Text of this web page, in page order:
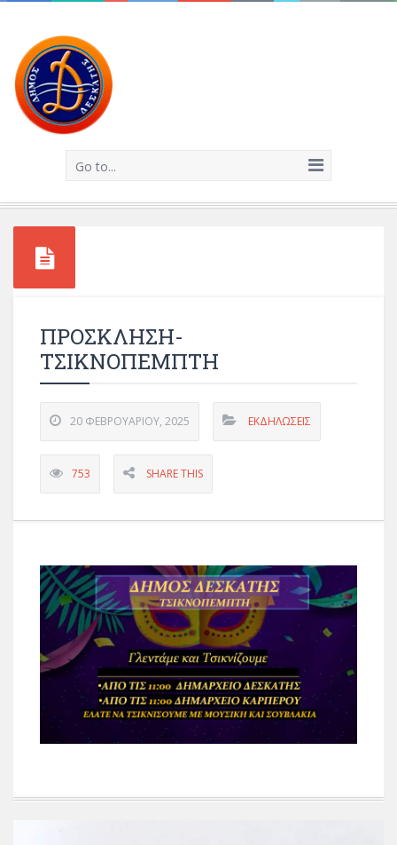
Go to...
ΠΡΟΣΚΛΗΣΗ-
ΤΣΙΚΝΟΠΕΜΠΤΗ
20 ΦΕΒΡΟΥΑΡΊΟΥ, 2025 ΕΚΔΗΛΏΣΕΙΣ
753 SHARE THIS